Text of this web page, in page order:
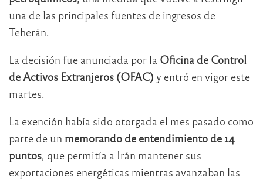
una de las principales fuentes de ingresos de
Teherán.
La decisión fue anunciada por la Oficina de Control
de Activos Extranjeros (OFAC) y entró en vigor este
martes.
La exención había sido otorgada el mes pasado como
parte de un memorando de entendimiento de 14
puntos, que permitía a Irán mantener sus
exportaciones energéticas mientras avanzaban las